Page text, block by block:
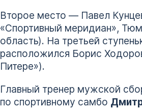
Второе место — Павел
«Спортивный меридиан»,
область). На третьей
расположился Борис
Питере»).
Главный тренер мужской
по спортивному самбо